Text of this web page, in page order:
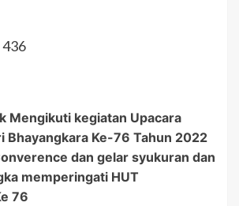
436
Mengikuti kegiatan Upacara
Bhayangkara Ke-76 Tahun 2022
dan gelar syukuran dan
memperingati HUT
76